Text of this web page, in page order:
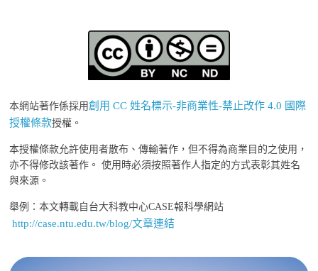
本網站著作係採用創用 CC 姓名標示-非商業性-禁止改作 4.0 國際
授權條款授權。
本授權條款允許使用者散布、傳輸著作，但不得為商業目的之使用，
亦不得修改該著作。 使用時必須按照著作人指定的方式表彰其姓名
與來源。
舉例：本文轉載自台大科教中心CASE報科學網站
http://case.ntu.edu.tw/blog/文章連結